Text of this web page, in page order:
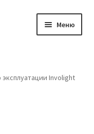
Меню
Involight